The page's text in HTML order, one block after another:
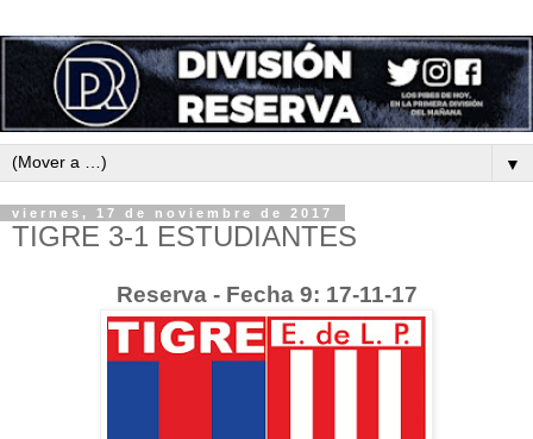
▼
viernes, 17 de noviembre de 2017
TIGRE 3-1 ESTUDIANTES
Reserva - Fecha 9: 17-11-17